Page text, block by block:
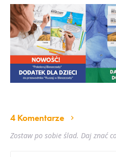
4 Komentarze
Zostaw po sobie ślad. Daj znać